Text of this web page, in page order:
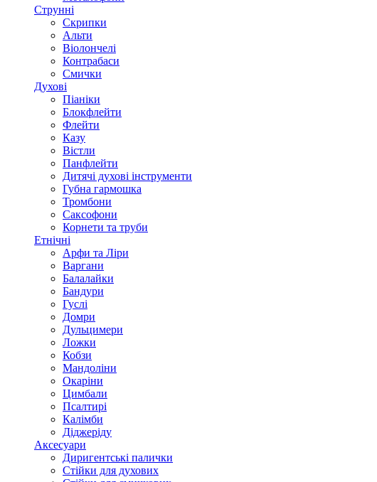
Струнні
Скрипки
Альти
Віолончелі
Контрабаси
Смички
Духові
Піаніки
Блокфлейти
Флейти
Казу
Вістли
Панфлейти
Дитячі духові інструменти
Губна гармошка
Тромбони
Саксофони
Корнети та труби
Етнічні
Арфи та Ліри
Варгани
Балалайки
Бандури
Гуслі
Домри
Дульцимери
Ложки
Кобзи
Мандоліни
Окаріни
Цимбали
Псалтирі
Калімби
Діджеріду
Аксесуари
Диригентські палички
Стійки для духових